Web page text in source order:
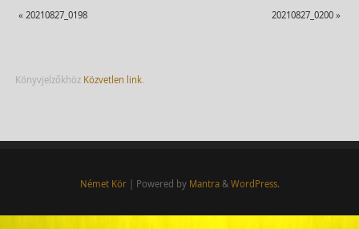
« 20210827_0198 20210827_0200 »
Könyvjelzőkhöz Közvetlen link.
Német Kör| Powered by Mantra& WordPress.